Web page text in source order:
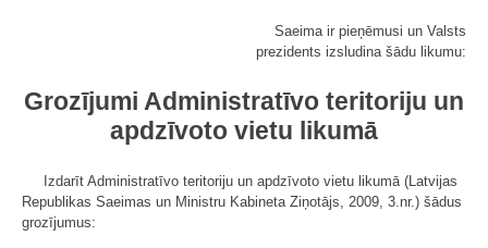
Saeima ir pieņēmusi un Valsts
prezidents izsludina šādu likumu:
Grozījumi Administratīvo teritoriju un
apdzīvoto vietu likumā
Izdarīt Administratīvo teritoriju un apdzīvoto vietu likumā (Latvijas
Republikas Saeimas un Ministru Kabineta Ziņotājs, 2009, 3.nr.) šādus
grozījumus: